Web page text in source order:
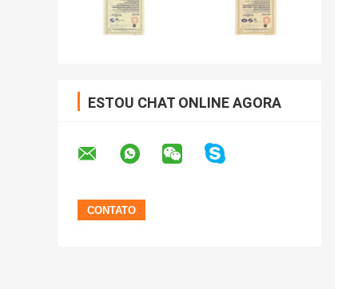
ESTOU CHAT ONLINE AGORA